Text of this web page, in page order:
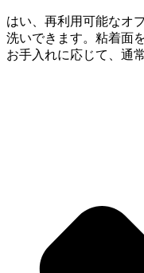
はい、再利用可能なオ
洗いできます。粘着面
お手入れに応じて、通